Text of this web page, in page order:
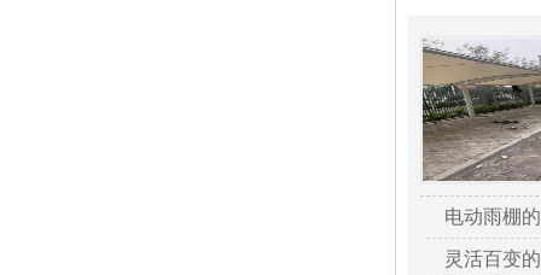
电动雨棚
灵活百变